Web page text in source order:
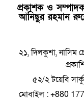
প্রকাশক ও
আনিছুর রহমান
২১, দিলকুশা, নাসিম
৫২/২ টয়েবি
মোবাইল : +880